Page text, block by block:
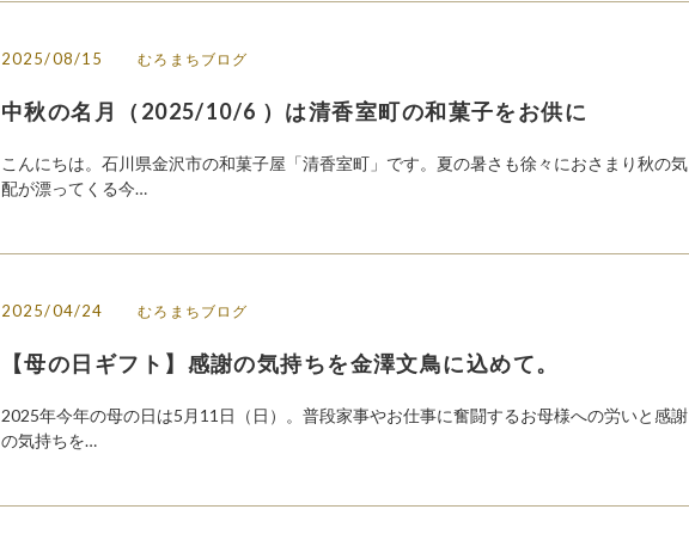
2025/08/15 むろまちブログ
中秋の名月（2025/10/6 ）は清香室町の和菓子をお供に
こんにちは。石川県金沢市の和菓子屋「清香室町」です。夏の暑さも徐々におさまり秋の気
配が漂ってくる今…
2025/04/24 むろまちブログ
【母の日ギフト】感謝の気持ちを金澤文鳥に込めて。
2025年今年の母の日は5月11日（日）。普段家事やお仕事に奮闘するお母様への労いと感謝
の気持ちを…